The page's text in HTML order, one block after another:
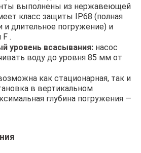
выполнены из нержавеющей
класс защиты IP68 (полная
и длительное погружение) и
F .
уровень всасывания: насос
воду до уровня 85 мм от
как стационарная, так и
в вертикальном
глубина погружения —